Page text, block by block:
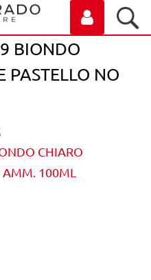
BIONDO
PASTELLO NO
CHIARO
AMM. 100ML